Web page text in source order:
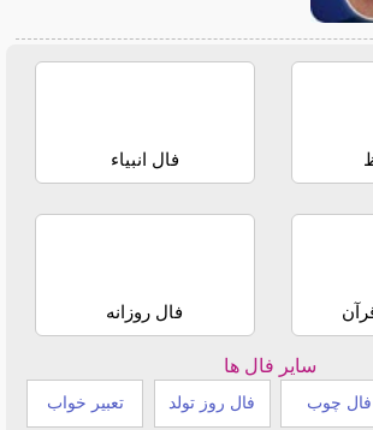
فال انبیاء
فال روزانه
سایر فال ها
فال چوب فال روز تولد تعبیر خواب